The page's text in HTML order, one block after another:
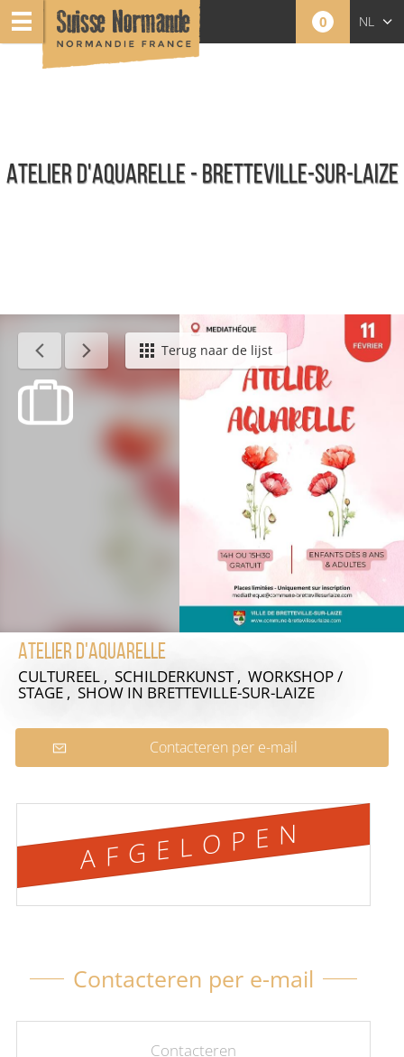
0 NL
ATELIER D'AQUARELLE - BRETTEVILLE-SUR-LAIZE
Agenda - NederlandsTerug naar de lijst
Atelier d'aquarelle
CULTUREEL , SCHILDERKUNST , WORKSHOP /
STAGE , SHOW IN BRETTEVILLE-SUR-LAIZE
Contacteren per e-mail
AFGELOPEN
Contacteren per e-mail
Contacteren